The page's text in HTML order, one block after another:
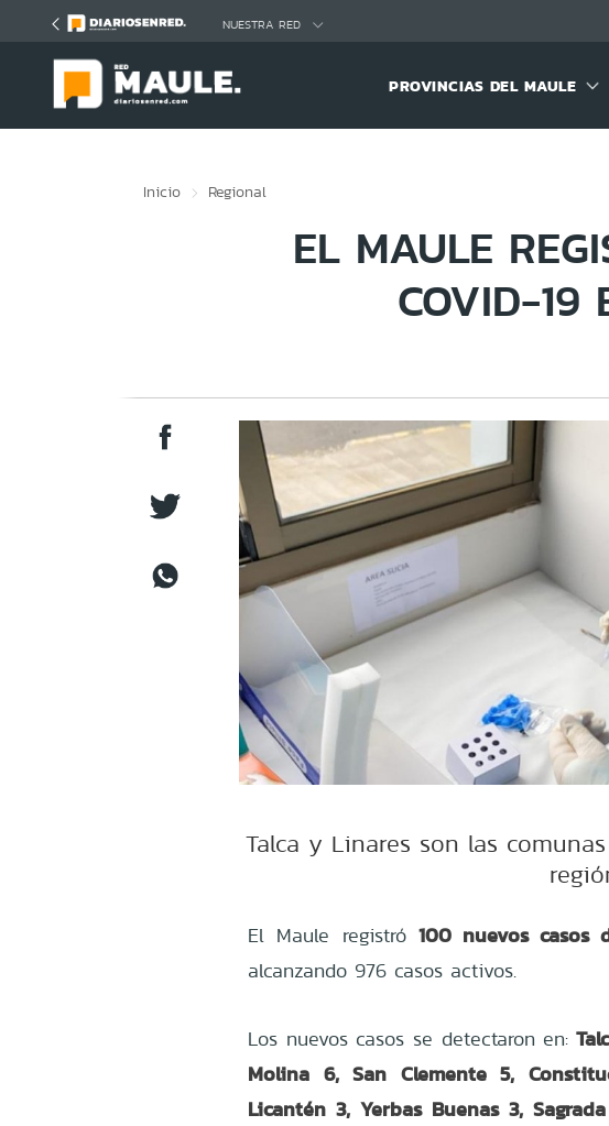
NUESTRA RED
PROVINCIAS DEL MAULE
Inicio Regional
EL MAULE
COVID-19
Talca y Linares son las
El Maule registró 100 nuevos casos
alcanzando 976 casos activos.
Los nuevos casos se detectaron en:
Molina 6, San Clemente 5,
Licantén 3, Yerbas Buenas 3,